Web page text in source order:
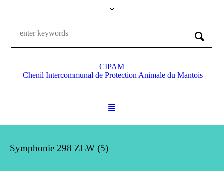
CIPAM
Chenil Intercommunal de Protection Animale du Mantois
Symphonie 298 ZLW (5)